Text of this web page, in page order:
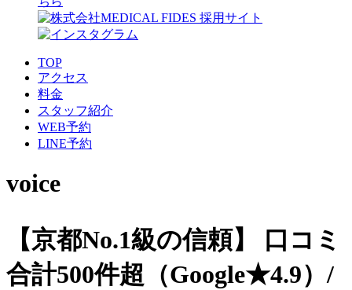
TOP
アクセス
料金
スタッフ紹介
WEB予約
LINE予約
voice
【京都No.1級の信頼】
口コミ
合計500件超（Google★4.9）/